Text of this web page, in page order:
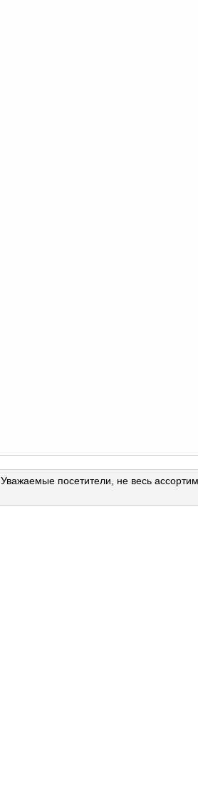
Уважаемые посетители, не весь